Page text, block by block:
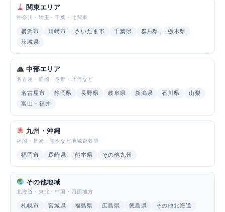
関東エリア
神奈川・埼玉・千葉・北関東
横浜市 川崎市 さいたま市 千葉県 群馬県
栃木県
茨城県
中部エリア
名古屋・静岡・長野・北陸など
名古屋市 静岡県 長野県 岐阜県 新潟県 石川県
山梨
富山・福井
九州・沖縄
福岡・長崎・熊本など地域密着型
福岡市 長崎県 熊本県 その他九州
その他地域
北海道・東北・中国・四国地方
札幌市 宮城県 福島県 広島県 徳島県
その他北海道